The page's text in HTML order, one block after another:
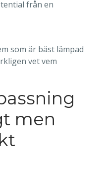
från en
som är bäst lämpad
vet vem
men